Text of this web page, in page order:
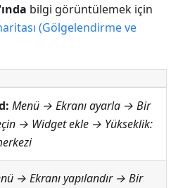
bilgi görüntülemek için
(Gölgelendirme ve
Menü → Ekranı ayarla → Bir
→ Widget ekle → Yükseklik:
→ Ekranı yapılandır→ Bir